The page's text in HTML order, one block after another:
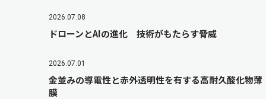
2026.07.08
ドローンとAIの進化 技術がもたらす脅威
2026.07.01
金並みの導電性と赤外透明性を有する高耐久酸化物薄
膜